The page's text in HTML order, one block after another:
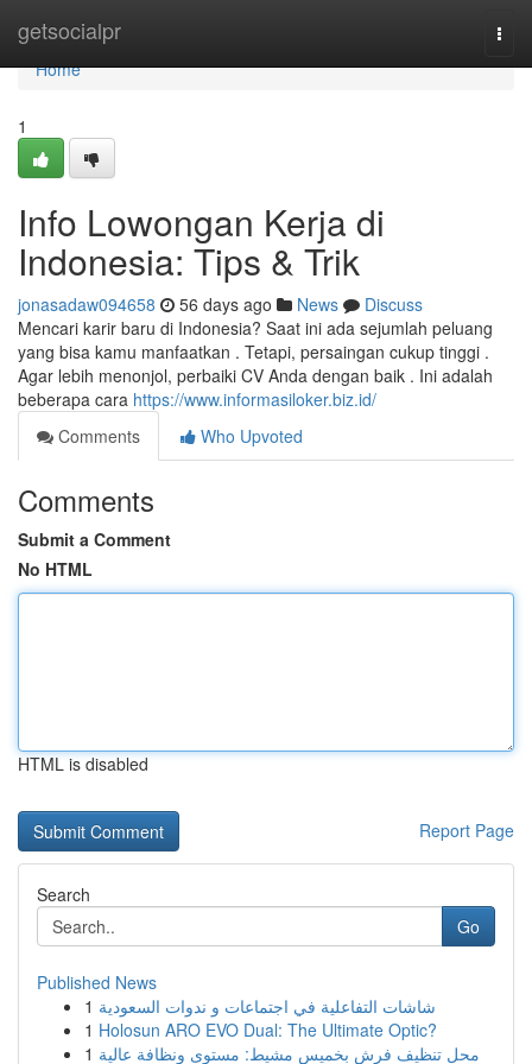
getsocialpr
Home
Home
1
Info Lowongan Kerja di
Indonesia: Tips & Trik
jonasadaw094658 56 days ago News
Discuss
Mencari karir baru di Indonesia? Saat ini ada sejumlah peluang
yang bisa kamu manfaatkan . Tetapi, persaingan cukup tinggi .
Agar lebih menonjol, perbaiki CV Anda dengan baik . Ini adalah
beberapa cara https://www.informasiloker.biz.id/
Comments
Who Upvoted
Comments
Submit a Comment
No HTML
HTML is disabled
Report Page
Search
Go
Published News
1 شاشات التفاعلية في اجتماعات و ندوات السعودية
1 Holosun ARO EVO Dual: The Ultimate Optic?
1 محل تنظيف فرش بخميس مشيط: مستوى ونظافة عالية